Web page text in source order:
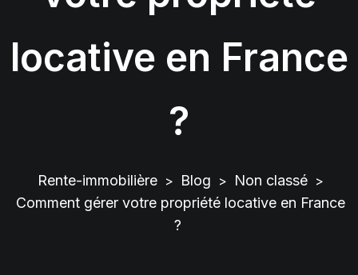
locative en France
?
Rente-immobilière > Blog > Non classé >
Comment gérer votre propriété locative en France
?